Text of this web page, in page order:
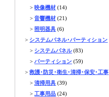
>映像機材 (14)
>音響機材 (21)
> 照明器具 (6)
> システムパネル･パーティション
> システムパネル(83)
>パーティション (59)
>救護･防災･衛生･清掃･保安･工事
>清掃用具 (39)
> 工事用品 (24)